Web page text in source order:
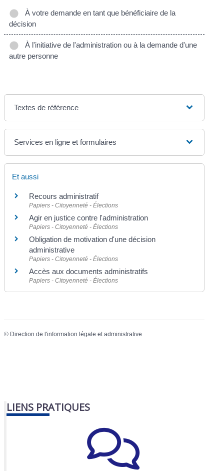
À votre demande en tant que bénéficiaire de la
décision
À l'initiative de l'administration ou à la demande d'une
autre personne
Textes de référence
Services en ligne et formulaires
Et aussi
Recours administratif
Papiers - Citoyenneté - Élections
Agir en justice contre l'administration
Papiers - Citoyenneté - Élections
Obligation de motivation d'une décision
administrative
Papiers - Citoyenneté - Élections
Accès aux documents administratifs
Papiers - Citoyenneté - Élections
© Direction de l'information légale et administrative
LIENS PRATIQUES